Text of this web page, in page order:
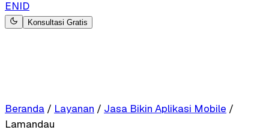
ENID
Konsultasi Gratis
Beranda / Layanan / Jasa Bikin Aplikasi Mobile /
Lamandau